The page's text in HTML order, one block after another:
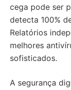
cega pode ser
detecta 100%
Relatórios
melhores
sofisticados.
A segurança